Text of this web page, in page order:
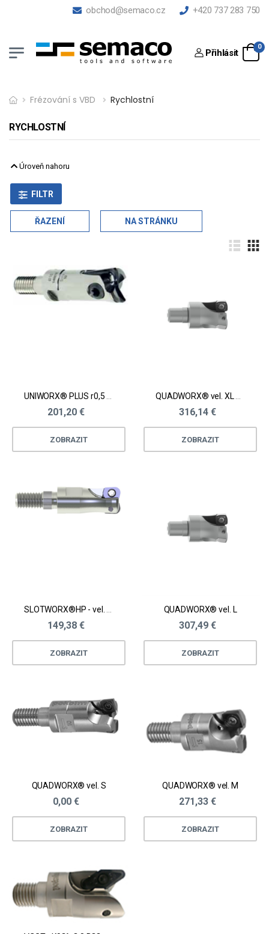
obchod@semaco.cz +420 737 283 750
Přihlásit
0
Frézování s VBD Rychlostní
RYCHLOSTNÍ
Úroveň nahoru
FILTR
ŘAZENÍ NA STRÁNKU
201,20 €
ZOBRAZIT
316,14 €
ZOBRAZIT
149,38 €
ZOBRAZIT
QUADWORX® vel. L
307,49 €
ZOBRAZIT
QUADWORX® vel. S
0,00 €
ZOBRAZIT
QUADWORX® vel. M
271,33 €
ZOBRAZIT